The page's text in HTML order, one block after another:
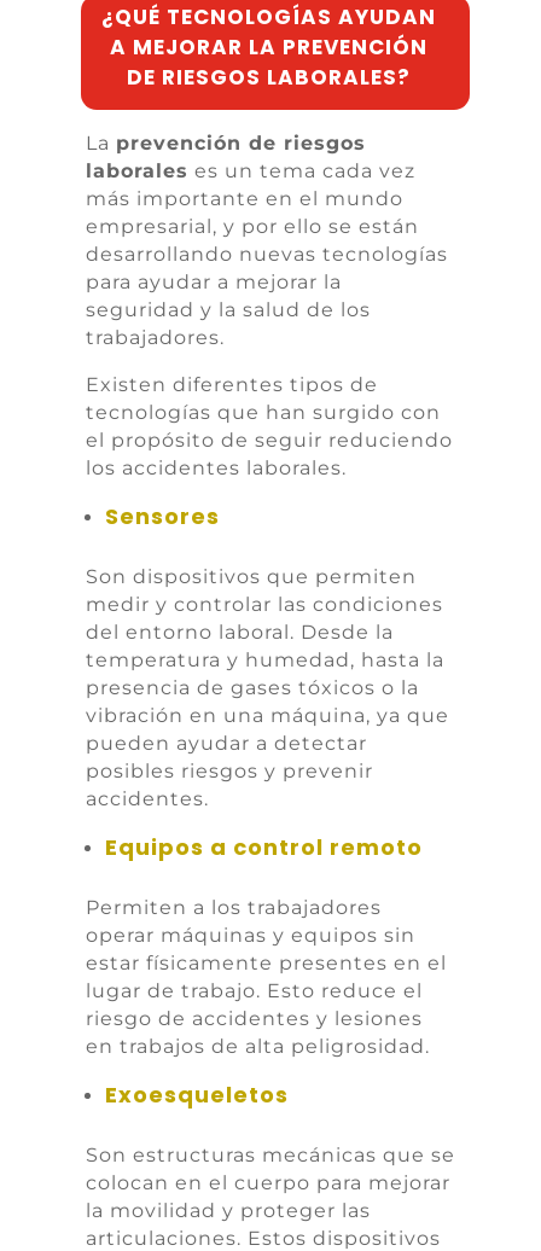
¿QUÉ TECNOLOGÍAS AYUDAN
A MEJORAR LA PREVENCIÓN
DE RIESGOS LABORALES?
La prevención de riesgos
laborales es un tema cada vez
más importante en el mundo
empresarial, y por ello se están
desarrollando nuevas tecnologías
para ayudar a mejorar la
seguridad y la salud de los
trabajadores.
Existen diferentes tipos de
tecnologías que han surgido con
el propósito de seguir reduciendo
los accidentes laborales.
Sensores
Son dispositivos que permiten
medir y controlar las condiciones
del entorno laboral. Desde la
temperatura y humedad, hasta la
presencia de gases tóxicos o la
vibración en una máquina, ya que
pueden ayudar a detectar
posibles riesgos y prevenir
accidentes.
Equipos a control remoto
Permiten a los trabajadores
operar máquinas y equipos sin
estar físicamente presentes en el
lugar de trabajo. Esto reduce el
riesgo de accidentes y lesiones
en trabajos de alta peligrosidad.
Exoesqueletos
Son estructuras mecánicas que se
colocan en el cuerpo para mejorar
la movilidad y proteger las
articulaciones. Estos dispositivos